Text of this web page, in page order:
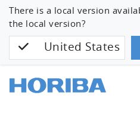
There is a local version
the local version?
United States